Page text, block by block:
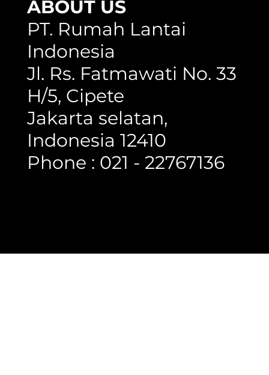
ABOUT US
PT. Rumah Lantai
Indonesia
Jl. Rs. Fatmawati No. 33
H/5, Cipete
Jakarta selatan,
Indonesia 12410
Phone : 021 - 22767136